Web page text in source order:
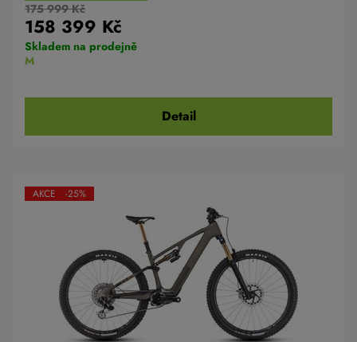
175 999 Kč
158 399 Kč
Skladem na prodejně
M
Detail
AKCE -25%